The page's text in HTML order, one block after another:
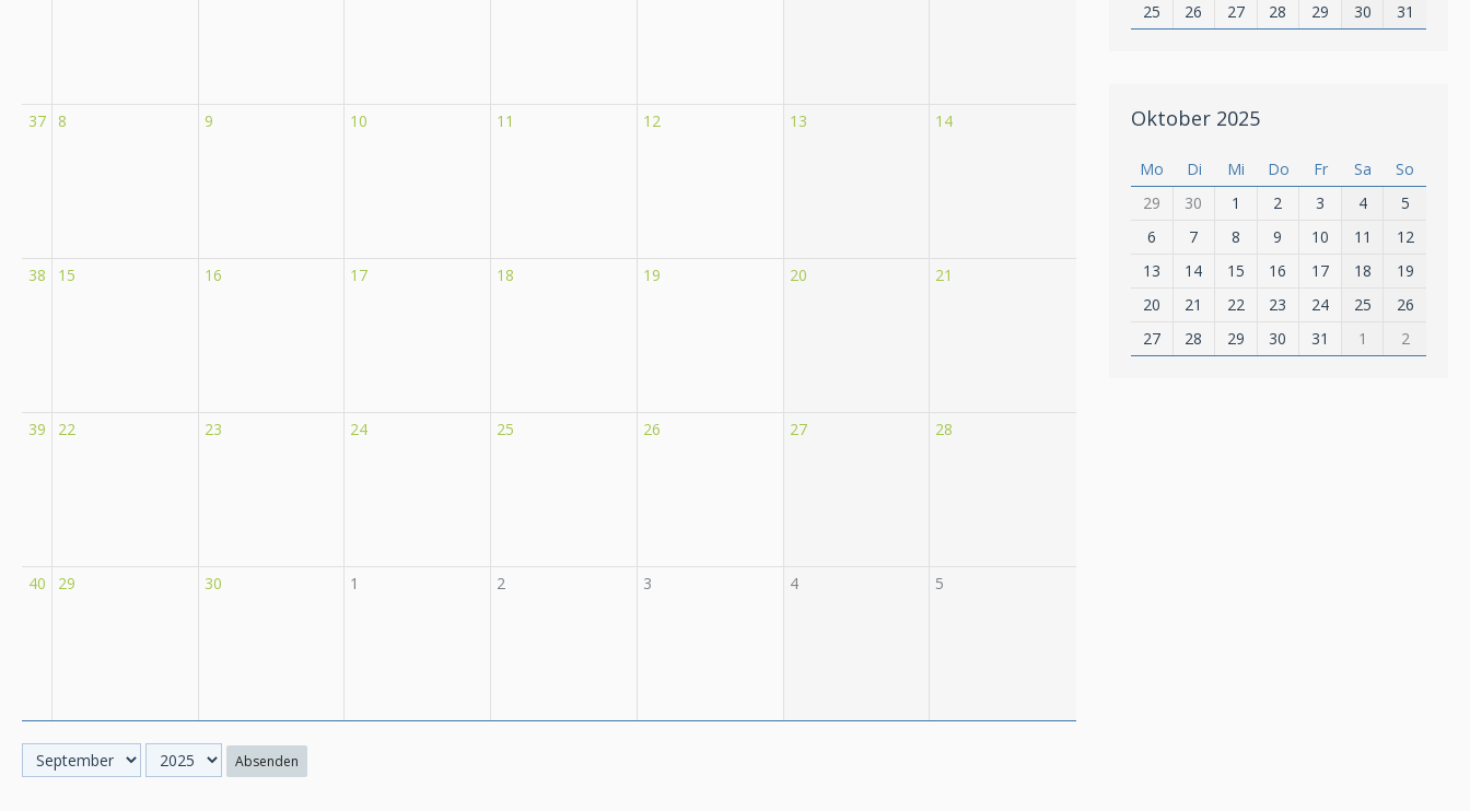
37 8 9 10 11 12 13 14
38 15 16 17 18 19 20 21
39 22 23 24 25 26 27 28
40 29 30 1 2 3 4 5
Absenden
25
26 27 28 29 30 31
Oktober 2025
Mo Di Mi Do Fr Sa
So
29
30 1 2 3 4
5
6
7 8 9 10 11
12
13
14 15 16 17 18
19
20
21 22 23 24 25
26
27
28 29 30 31 1 2